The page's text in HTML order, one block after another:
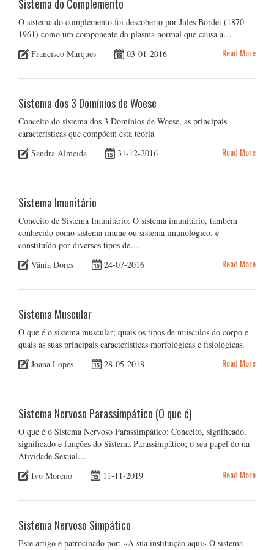
Sistema do Complemento
O sistema do complemento foi descoberto por Jules Bordet (1870 –
1961) como um componente do plasma normal que causa a…
Francisco Marques
03-01-2016 Read More
Sistema dos 3 Domínios de Woese
Conceito do sistema dos 3 Domínios de Woese, as principais
características que compõem esta teoria
Sandra Almeida
31-12-2016 Read More
Sistema Imunitário
Conceito de Sistema Imunitário: O sistema imunitário, também
conhecido como sistema imune ou sistema imunológico, é
constituído por diversos tipos de…
Vânia Dores
24-07-2016 Read More
Sistema Muscular
O que é o sistema muscular; quais os tipos de músculos do corpo e
quais as suas principais características morfológicas e fisiológicas.
Joana Lopes
28-05-2018 Read More
Sistema Nervoso Parassimpático (O que é)
O que é o Sistema Nervoso Parassimpático: Conceito, significado,
significado e funções do Sistema Parassimpático; o seu papel do na
Atividade Sexual…
Ivo Moreno
11-11-2019 Read More
Sistema Nervoso Simpático
Este artigo é patrocinado por: «A sua instituição aqui» O sistema